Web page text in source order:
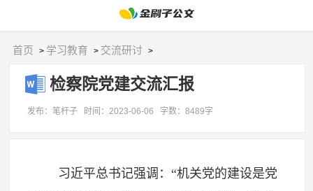
首页 > 学习教育 > 交流研讨 >
检察院党建交流汇报
发布：笔杆子 时间：2023-06-06 字数：8489字
习近平总书记强调：“机关党的建设是党